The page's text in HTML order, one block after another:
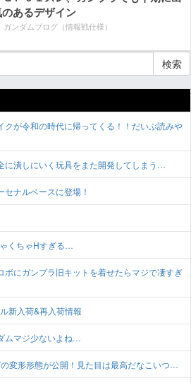
あるデザイン
ガンダムブログ（情報戦仕様）
検索
クが令和の時代に帰ってくる！！だいぶ読みや
に潰しにいく玩具をまた開発してしまう…
ナルベースに登場！
くちゃHすぎる…
ボにガンプラ旧キットを着せたらマジで凄すぎ
新入荷&再入荷情報
ムマジ少ないよね…
の変形形態が公開！見た目は最高だなこいつ…